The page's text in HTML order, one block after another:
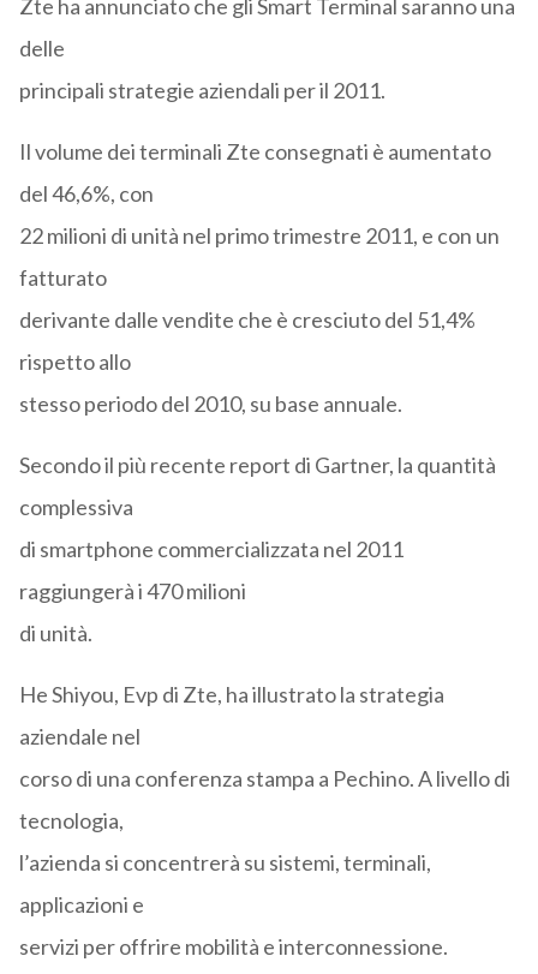
Zte ha annunciato che gli Smart Terminal saranno una
delle
principali strategie aziendali per il 2011.
Il volume dei terminali Zte consegnati è aumentato
del 46,6%, con
22 milioni di unità nel primo trimestre 2011, e con un
fatturato
derivante dalle vendite che è cresciuto del 51,4%
rispetto allo
stesso periodo del 2010, su base annuale.
Secondo il più recente report di Gartner, la quantità
complessiva
di smartphone commercializzata nel 2011
raggiungerà i 470 milioni
di unità.
He Shiyou, Evp di Zte, ha illustrato la strategia
aziendale nel
corso di una conferenza stampa a Pechino. A livello di
tecnologia,
l’azienda si concentrerà su sistemi, terminali,
applicazioni e
servizi per offrire mobilità e interconnessione.